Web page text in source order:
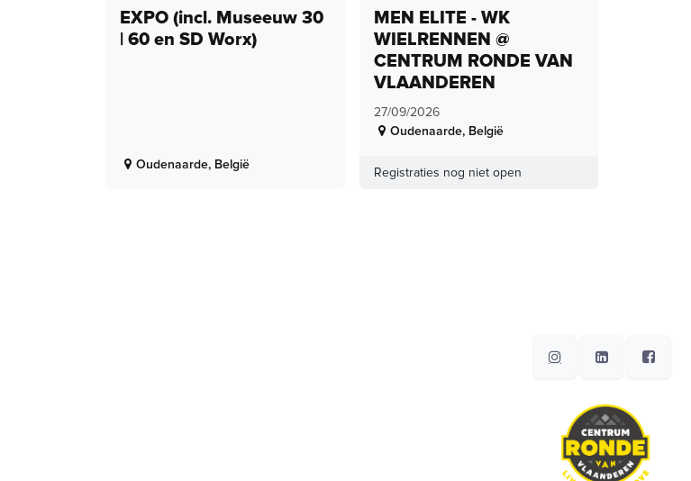
EXPO (incl. Museeuw 30
| 60 en SD Worx)
Oudenaarde, België
MEN ELITE - WK
WIELRENNEN @
CENTRUM RONDE VAN
VLAANDEREN
27/09/2026
Oudenaarde, België
Registraties nog niet open